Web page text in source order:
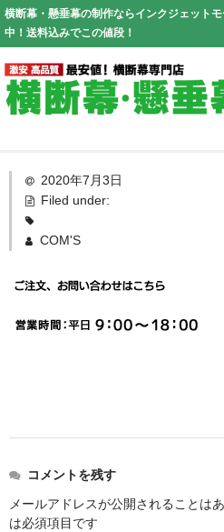
横断幕・懸垂幕の制作ならインクジェット
中！送料込みでこの値段！
Top
幕仕様
お見積り
送料
2020年7月3日
Filed under:
COM'S
コメントを残す
メールアドレスが公開されることはあ
は必須項目です